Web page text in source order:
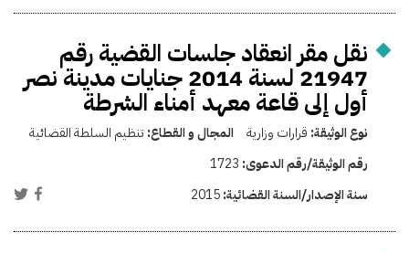
نقل مقر انعقاد جلسات القضية رقم
21947 لسنة 2014 جنايات مدينة نصر
أول إلى قاعة معهد أمناء الشرطة
نوع الوثيقة: قرارات وزارية المجال و القطاع: تنظيم السلطة القضائية
رقم الوثيقة/رقم الدعوى: 1723
سنة الإصدار/السنة القضائية:2015